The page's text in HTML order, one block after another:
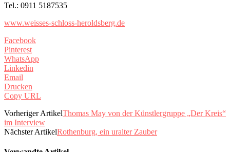
Tel.: 0911 5187535
www.weisses-schloss-heroldsberg.de
Facebook
Pinterest
WhatsApp
Linkedin
Email
Drucken
Copy URL
Vorheriger ArtikelThomas May von der Künstlergruppe „Der Kreis“
im Interview
Nächster ArtikelRothenburg, ein uralter Zauber